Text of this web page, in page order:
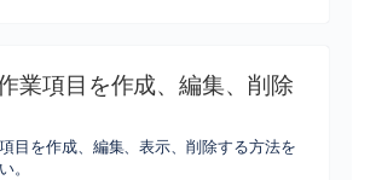
業項目を作成、編集、削除
目を作成、編集、表示、削除する方法を
。